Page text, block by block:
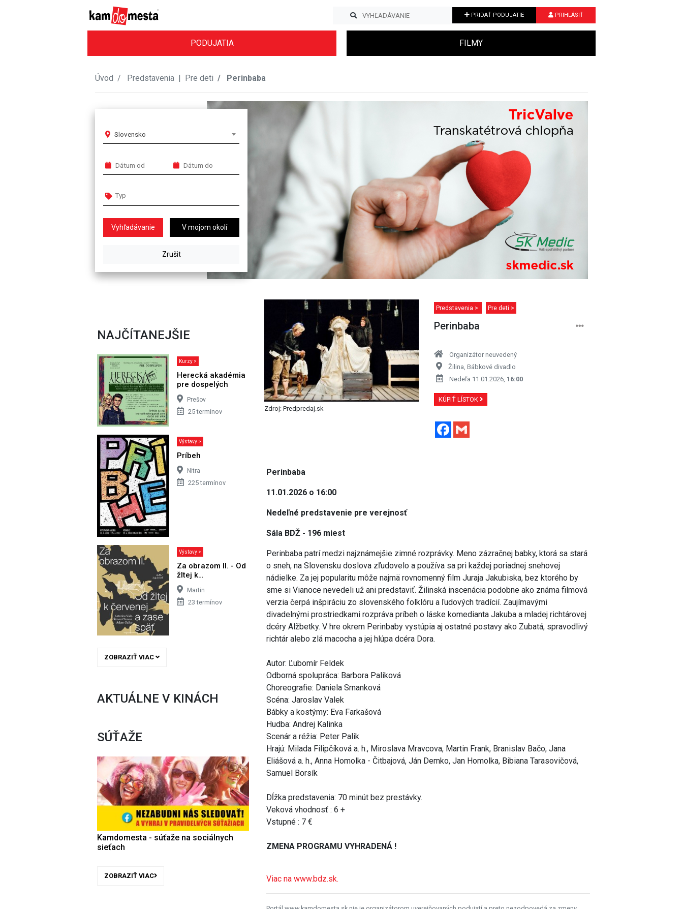
PRIDAŤ PODUJATIE PRIHLÁSIŤ
PODUJATIA FILMY
Úvod Predstavenia | Pre deti Perinbaba
Slovensko
V mojom okolí
NAJČÍTANEJŠIE
Kurzy >
Herecká akadémia
pre dospelých
Prešov
25 termínov
Výstavy >
Príbeh
Nitra
225 termínov
Výstavy >
Za obrazom II. - Od
žltej k…
Martin
23 termínov
ZOBRAZIŤ VIAC
AKTUÁLNE V KINÁCH
SÚŤAŽE
Kamdomesta - súťaže na sociálnych
sieťach
ZOBRAZIŤ VIAC
Zdroj: Predpredaj.sk
Predstavenia > Pre deti >
Perinbaba
Organizátor neuvedený
Žilina, Bábkové divadlo
Nedeľa 11.01.2026, 16:00
KÚPIŤ LÍSTOK
Facebook
Perinbaba
11.01.2026 o 16:00
Nedeľné predstavenie pre verejnosť
Sála BDŽ - 196 miest
Perinbaba patrí medzi najznámejšie zimné rozprávky. Meno zázračnej babky, ktorá sa stará
o sneh, na Slovensku doslova zľudovelo a používa sa pri každej poriadnej snehovej
nádielke. Za jej popularitu môže najmä rovnomenný film Juraja Jakubiska, bez ktorého by
sme si Vianoce nevedeli už ani predstaviť. Žilinská inscenácia podobne ako známa filmová
verzia čerpá inšpiráciu zo slovenského folklóru a ľudových tradícií. Zaujímavými
divadelnými prostriedkami rozpráva príbeh o láske komedianta Jakuba a mladej richtárovej
dcéry Alžbetky. V hre okrem Perinbaby vystúpia aj ostatné postavy ako Zubatá, spravodlivý
richtár alebo zlá macocha a jej hlúpa dcéra Dora.
Autor: Ľubomír Feldek
Odborná spolupráca: Barbora Paliková
Choreografie: Daniela Srnanková
Scéna: Jaroslav Valek
Bábky a kostýmy: Eva Farkašová
Hudba: Andrej Kalinka
Scenár a réžia: Peter Palik
Hrajú: Milada Filipčíková a. h., Miroslava Mravcova, Martin Frank, Branislav Bačo, Jana
Eliášová a. h., Anna Homolka - Čitbajová, Ján Demko, Jan Homolka, Bibiana Tarasovičová,
Samuel Borsík
Dĺžka predstavenia: 70 minút bez prestávky.
Veková vhodnosť : 6 +
Vstupné : 7 €
ZMENA PROGRAMU VYHRADENÁ !
Viac na www.bdz.sk.